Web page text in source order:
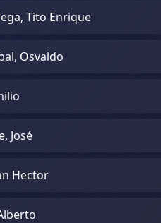
Tito Enrique
Osvaldo
José
Hector